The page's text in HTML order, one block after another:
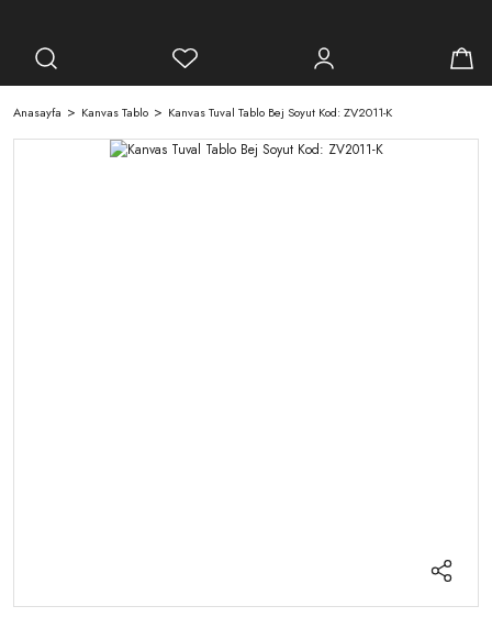
Anasayfa Kanvas Tablo Kanvas Tuval Tablo Bej Soyut Kod: ZV2011-K